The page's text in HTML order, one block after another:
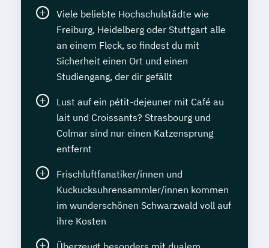
Viele beliebte Hochschulstädte wie
Freiburg, Heidelberg oder Stuttgart alle
an einem Fleck, so findest du mit
Sicherheit einen Ort und einen
Studiengang, der dir gefällt
Lust auf ein pétit-dejeuner mit Café au
lait und Croissants? Strasbourg und
Colmar sind nur einen Katzensprung
entfernt
Frischluftfanatiker/innen und
Kuckucksuhrensammler/innen kommen
im wunderschönen Schwarzwald voll auf
ihre Kosten